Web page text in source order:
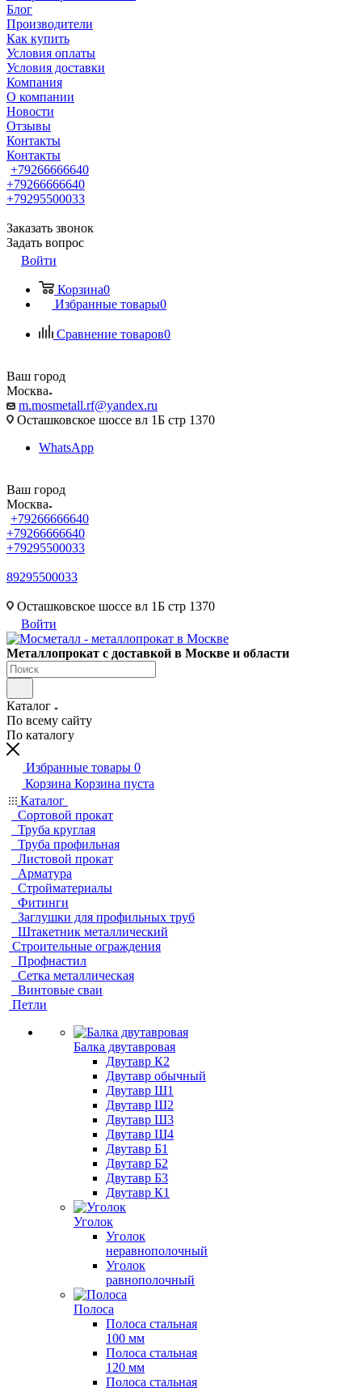
Блог
Производители
Как купить
Условия оплаты
Условия доставки
Компания
О компании
Новости
Отзывы
Контакты
Контакты
+79266666640
+79266666640
+79295500033
Заказать звонок
Задать вопрос
Войти
Корзина0
Избранные товары0
Сравнение товаров0
Ваш город
Москва
m.mosmetall.rf@yandex.ru
Осташковское шоссе вл 1Б стр 1370
WhatsApp
Ваш город
Москва
+79266666640
+79266666640
+79295500033
89295500033
Осташковское шоссе вл 1Б стр 1370
Войти
Металлопрокат с доставкой в Москве и области
Каталог
По всему сайту
По каталогу
Избранные товары 0
Корзина Корзина пуста
Каталог
Сортовой прокат
Труба круглая
Труба профильная
Листовой прокат
Арматура
Стройматериалы
Фитинги
Заглушки для профильных труб
Штакетник металлический
Строительные ограждения
Профнастил
Сетка металлическая
Винтовые сваи
Петли
Балка двутавровая
Двутавр К2
Двутавр обычный
Двутавр Ш1
Двутавр Ш2
Двутавр Ш3
Двутавр Ш4
Двутавр Б1
Двутавр Б2
Двутавр Б3
Двутавр К1
Уголок
Уголок
неравнополочный
Уголок
равнополочный
Полоса
Полоса стальная
100 мм
Полоса стальная
120 мм
Полоса стальная